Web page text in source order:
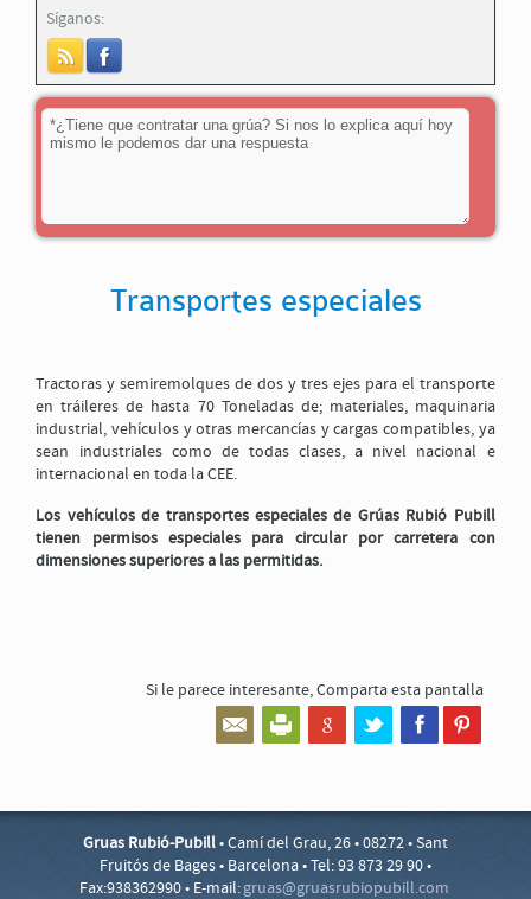
Síganos:
*Código de validación
protección de datos
, marcando esta casilla
ENVIAR
Transportes especiales
Tractoras y semiremolques de dos y tres ejes para el transporte
en tráileres de hasta 70 Toneladas de; materiales, maquinaria
industrial, vehículos y otras mercancías y cargas compatibles, ya
sean industriales como de todas clases, a nivel nacional e
internacional en toda la CEE.
Los vehículos de transportes especiales de Grúas Rubió Pubill
tienen permisos especiales para circular por carretera con
dimensiones superiores a las permitidas.
Si le parece interesante,Comparta esta pantalla
Gruas Rubió-Pubill• Camí del Grau, 26 • 08272 • Sant
Fruitós de Bages • Barcelona • Tel: 93 873 29 90 •
Fax:938362990 • E-mail:gruas@gruasrubiopubill.com